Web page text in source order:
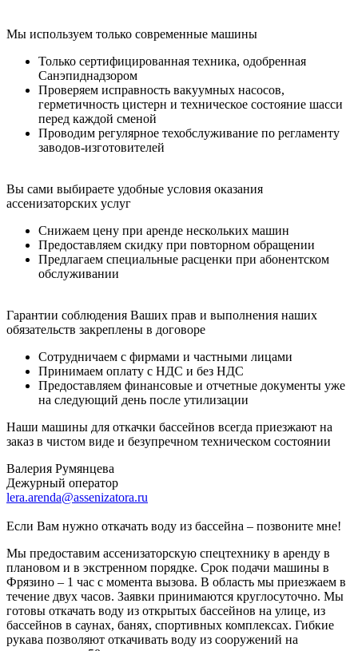
Мы используем только современные машины
Только сертифицированная техника, одобренная
Санэпиднадзором
Проверяем исправность вакуумных насосов,
герметичность цистерн и техническое состояние шасси
перед каждой сменой
Проводим регулярное техобслуживание по регламенту
заводов-изготовителей
Вы сами выбираете удобные условия оказания
ассенизаторских услуг
Снижаем цену при аренде нескольких машин
Предоставляем скидку при повторном обращении
Предлагаем специальные расценки при абонентском
обслуживании
Гарантии соблюдения Ваших прав и выполнения наших
обязательств закреплены в договоре
Сотрудничаем с фирмами и частными лицами
Принимаем оплату с НДС и без НДС
Предоставляем финансовые и отчетные документы уже
на следующий день после утилизации
Наши машины для откачки бассейнов всегда приезжают на
заказ в чистом виде и безупречном техническом состоянии
Валерия Румянцева
Дежурный оператор
lera.arenda@assenizatora.ru
Если Вам нужно откачать воду из бассейна – позвоните мне!
Мы предоставим ассенизаторскую спецтехнику в аренду в
плановом и в экстренном порядке. Срок подачи машины в
Фрязино – 1 час с момента вызова. В область мы приезжаем в
течение двух часов. Заявки принимаются круглосуточно. Мы
готовы откачать воду из открытых бассейнов на улице, из
бассейнов в саунах, банях, спортивных комплексах. Гибкие
рукава позволяют откачивать воду из сооружений на